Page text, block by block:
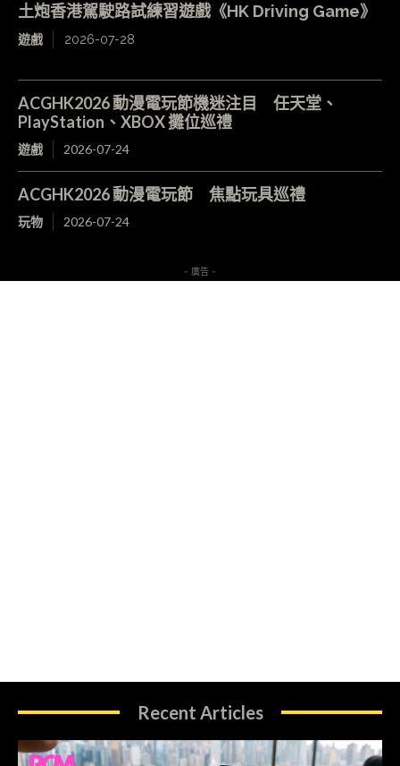
土炮香港駕駛路試練習遊戲《HK Driving Game》
遊戲 2026-07-28
ACGHK2026 動漫電玩節機迷注目 任天堂、
PlayStation、XBOX 攤位巡禮
遊戲 2026-07-24
ACGHK2026 動漫電玩節 焦點玩具巡禮
玩物 2026-07-24
- 廣告 -
Recent Articles